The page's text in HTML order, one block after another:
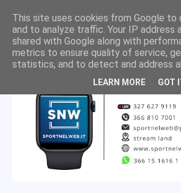
This site uses cookies from Google to
and to analyze traffic. Your IP address
shared with Google along with
metrics to ensure quality of service,
statistics, and to detect and address
LEARN MORE GOT